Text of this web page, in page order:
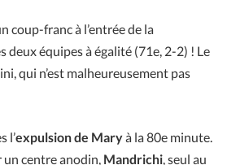
coup-franc à l’entrée de la
équipes à égalité (71e, 2-2) ! Le
qui n’est malheureusement pas
l’expulsion de Maryà la 80e minute.
centre anodin, Mandrichi, seul au